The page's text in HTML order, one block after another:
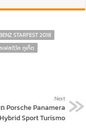
STARFEST 2018
เฟสติวัล ภูเก็ต
Next
Porsche Panamera
Sport Turismo